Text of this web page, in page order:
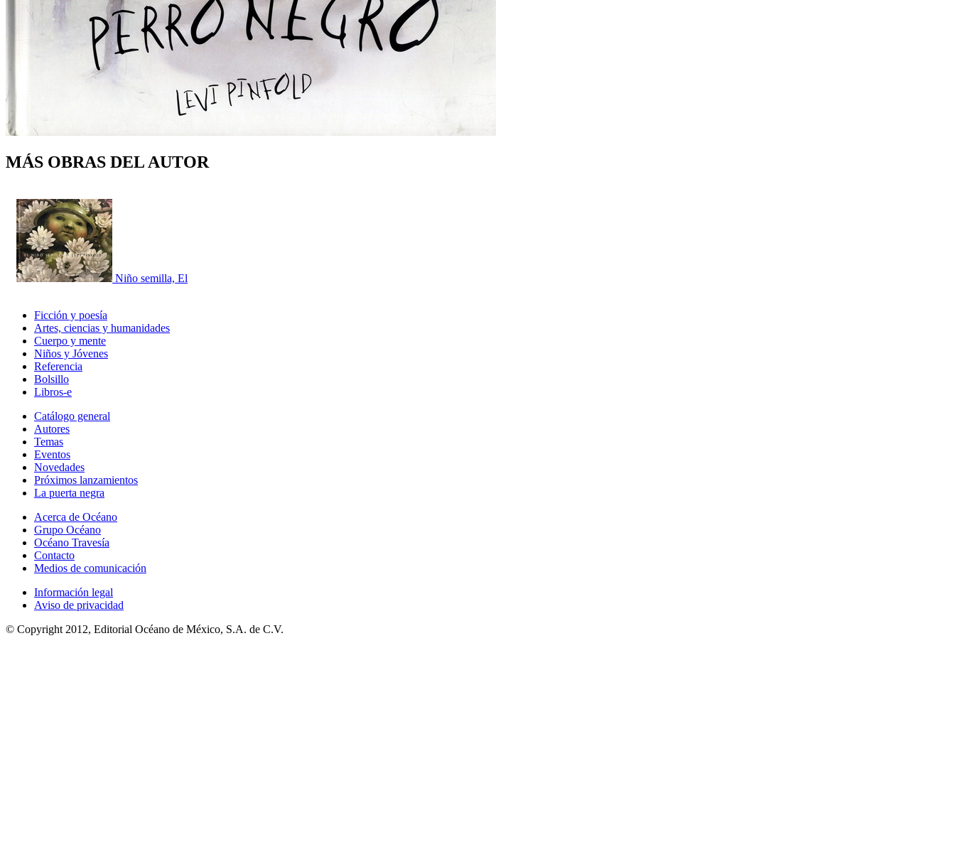
MÁS OBRAS DEL AUTOR
Niño semilla, El
Ficción y poesía
Artes, ciencias y humanidades
Cuerpo y mente
Niños y Jóvenes
Referencia
Bolsillo
Libros-e
Catálogo general
Autores
Temas
Eventos
Novedades
Próximos lanzamientos
La puerta negra
Acerca de Océano
Grupo Océano
Océano Travesía
Contacto
Medios de comunicación
Información legal
Aviso de privacidad
© Copyright 2012, Editorial Océano de México, S.A. de C.V.